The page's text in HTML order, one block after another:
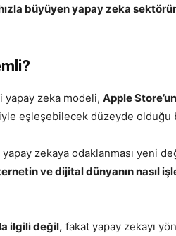
büyüyen yapay zeka
yapay zeka modeli, Apple
eşleşebilecek düzeyde
zekaya odaklanması yeni
ve dijital dünyanın nasıl
ilgili değil, fakat yapay zekayı